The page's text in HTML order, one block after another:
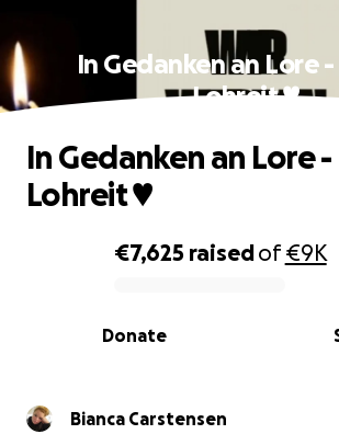
In Gedanken an Lore
Lohreit ♥️
0% complete
€7,625 raisedof€9K
Donate
In Gedanken an Lore
Lohreit ♥️
Bianca Carstensen